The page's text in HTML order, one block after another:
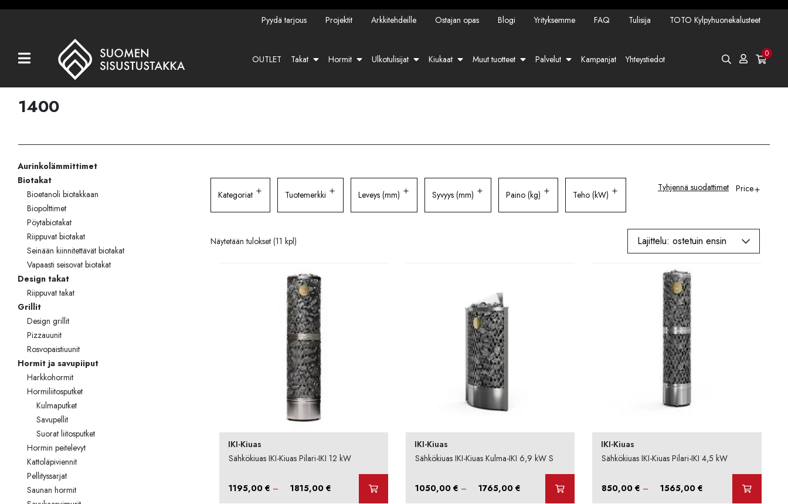
Kaikki tuotteet
Takat
Hormit
Ulkotulisijat
Kiukaat
Muut tuotteet
Palvelut
Kampanjat
Yhteystiedot
Pyydä tarjous
Projektit
Arkkitehdeille
Ostajan opas
Blogi
Yrityksemme
FAQ
Pyydä tarjous Projektit Arkkitehdeille Ostajan opas Blogi Yrityksemme FAQ Tulisija TOTO Kylpyhuonekalusteet
OUTLET Takat Hormit Ulkotulisijat Kiukaat Muut tuotteet Palvelut Kampanjat Yhteystiedot 0
1400
Aurinkolämmittimet
Biotakat
Bioetanoli biotakkaan
Biopolttimet
Pöytäbiotakat
Riippuvat biotakat
Seinään kiinnitettävät biotakat
Vapaasti seisovat biotakat
Design takat
Riippuvat takat
Grillit
Design grillit
Pizzauunit
Rosvopaistiuunit
Hormit ja savupiiput
Harkkohormit
Hormiliitosputket
Kulmaputket
Savupellit
Suorat liitosputket
Hormin peitelevyt
Kattoläpiviennit
Pellityssarjat
Saunan hormit
Kategoriat Tuotemerkki Leveys (mm) Syvyys (mm) Paino (kg) Teho (kW)
Tyhjennä suodattimet Price
Näytetään tulokset (11 kpl)
IKI-Kiuas
Sähkökiuas IKI-Kiuas Pilari-IKI 12 kW
1195,00 € – 1815,00 €Hintaluokka:
IKI-Kiuas
Sähkökiuas IKI-Kiuas Kulma-IKI 6,9 kW S
1050,00 € – 1765,00 €Hintaluokka:
IKI-Kiuas
Sähkökiuas IKI-Kiuas Pilari-IKI 4,5 kW
850,00€ – 1565,00€ Hintaluokka: